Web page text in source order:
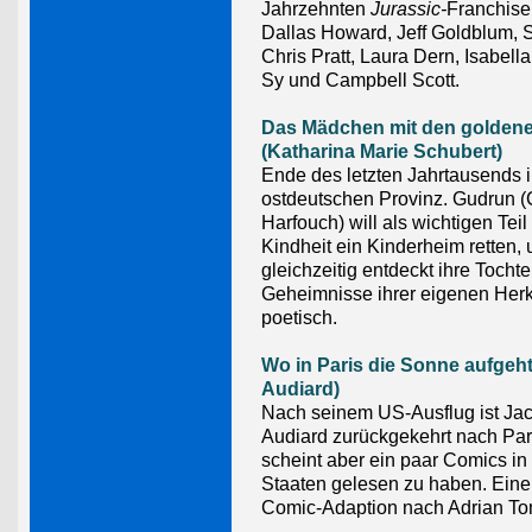
Jahrzehnten Jurassic-
Dallas Howard, Jeff Goldblum,
Chris Pratt, Laura Dern,
Sy und Campbell Scott.
Das Mädchen mit den
(Katharina Marie Schubert)
Ende des letzten Jahrtausends
ostdeutschen Provinz. Gudrun
Harfouch) will als wichtigen Teil
Kindheit ein Kinderheim retten,
gleichzeitig entdeckt ihre
Geheimnisse ihrer eigenen
poetisch.
Wo in Paris die Sonne
Audiard)
Nach seinem US-Ausflug ist
Audiard zurückgekehrt nach
scheint aber ein paar Comics in
Staaten gelesen zu haben.
Comic-Adaption nach Adrian